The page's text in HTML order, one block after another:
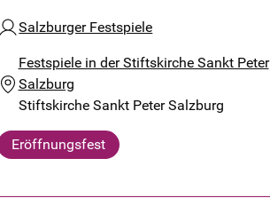
Salzburger Festspiele
Festspiele in der Stiftskirche Sankt Peter
Salzburg
Stiftskirche Sankt Peter Salzburg
Eröffnungsfest